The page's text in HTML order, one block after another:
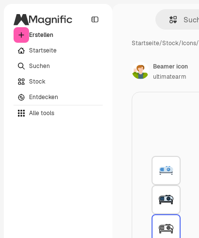
Erstellen
Startseite
Suchen
Stock
Entdecken
Alle tools
Startseite/Stock/Icons/
Beamer icon
ultimatearm